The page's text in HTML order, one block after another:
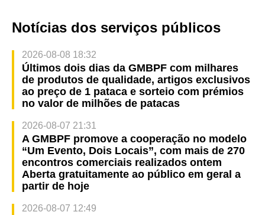
Notícias dos serviços públicos
2026-08-08 18:32
Últimos dois dias da GMBPF com milhares
de produtos de qualidade, artigos exclusivos
ao preço de 1 pataca e sorteio com prémios
no valor de milhões de patacas
2026-08-07 21:31
A GMBPF promove a cooperação no modelo
“Um Evento, Dois Locais”, com mais de 270
encontros comerciais realizados ontem
Aberta gratuitamente ao público em geral a
partir de hoje
2026-08-07 12:49